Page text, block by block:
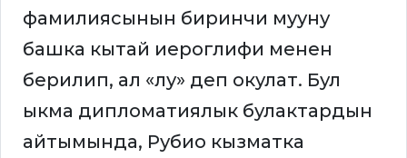
фамилиясынын биринчи мууну
башка кытай иероглифи менен
берилип, ал «лу» деп окулат. Бул
ыкма дипломатиялык булактардын
айтымында, Рубио кызматка